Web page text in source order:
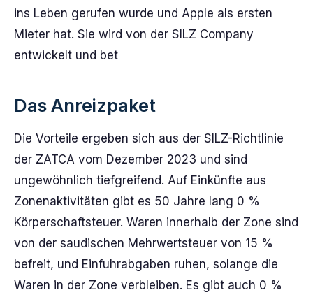
ins Leben gerufen wurde und Apple als ersten
Mieter hat. Sie wird von der SILZ Company
entwickelt und bet
Das Anreizpaket
Die Vorteile ergeben sich aus der SILZ-Richtlinie
der ZATCA vom Dezember 2023 und sind
ungewöhnlich tiefgreifend. Auf Einkünfte aus
Zonenaktivitäten gibt es 50 Jahre lang 0 %
Körperschaftsteuer. Waren innerhalb der Zone sind
von der saudischen Mehrwertsteuer von 15 %
befreit, und Einfuhrabgaben ruhen, solange die
Waren in der Zone verbleiben. Es gibt auch 0 %